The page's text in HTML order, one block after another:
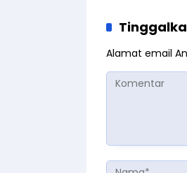
Alamat email